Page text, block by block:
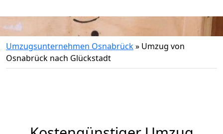
Umzugsunternehmen Osnabrück» Umzug von
Osnabrück nach Glückstadt